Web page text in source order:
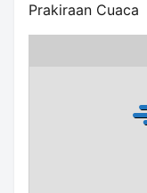
Prakiraan Cuaca